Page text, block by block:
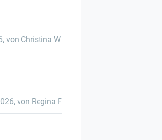
, von Christina W.
, von Regina F